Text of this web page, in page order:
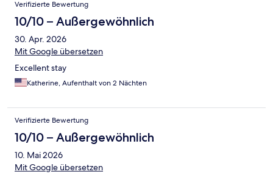
Verifizierte Bewertung
10/10 – Außergewöhnlich
30. Apr. 2026
Mit Google übersetzen
Excellent stay
Katherine, Aufenthalt von 2 Nächten
Verifizierte Bewertung
10/10 – Außergewöhnlich
10. Mai 2026
Mit Google übersetzen